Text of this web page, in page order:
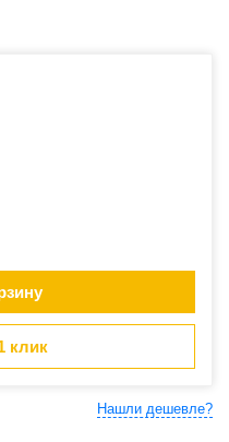
клик
Нашли дешевле?